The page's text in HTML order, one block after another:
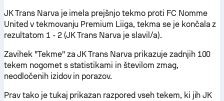
JK Trans Narva je imela prejšnjo tekmo proti FC Nomme
United v tekmovanju Premium Liiga, tekma se je končala z
rezultatom 1 - 2 (JK Trans Narva je slavil/a).
Zavihek "Tekme" za JK Trans Narva prikazuje zadnjih 100
tekem nogomet s statistikami in številom zmag,
neodločenih izidov in porazov.
Prav tako je tukaj prikazan razpored vseh tekem, ki jih JK